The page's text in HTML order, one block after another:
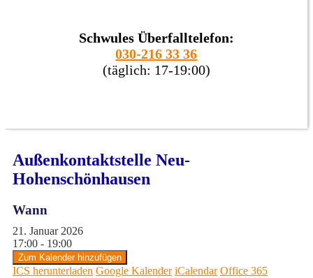
Schwules Überfalltelefon:
030-216 33 36
(täglich: 17-19:00)
Außenkontaktstelle Neu-
Hohenschönhausen
Wann
21. Januar 2026
17:00 - 19:00
Zum Kalender hinzufügen
ICS herunterladen Google Kalender iCalendar Office 365